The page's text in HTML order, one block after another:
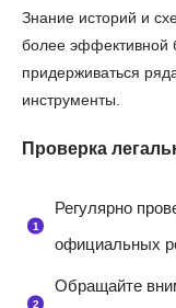
Знание историй и
более эффективной
придерживаться
инструменты.
Проверка
Регулярно
официальных
Обращайте